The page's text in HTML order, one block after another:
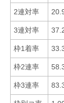
2連対率
3連対率
枠1着率
枠2連率
枠3連率